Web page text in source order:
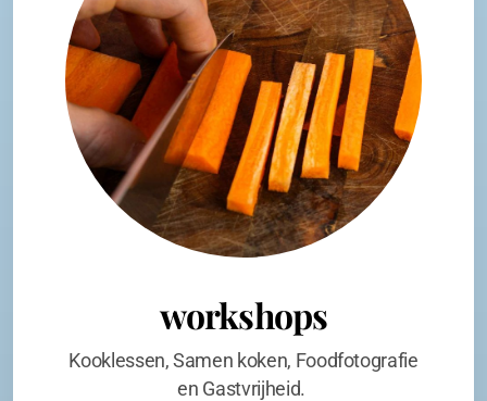
workshops
Kooklessen, Samen koken, Foodfotografie
en Gastvrijheid.